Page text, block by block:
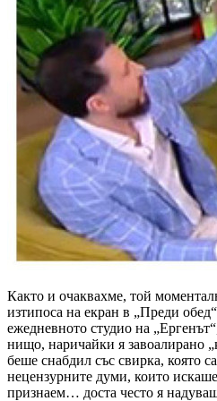
Както и очаквахме, той
изтипоса на екран в „Преди
ежедневното студио на
нищо, наричайки я завоалирано
беше снабдил със свирка, която
нецензурните думи, които
признаем… доста често я